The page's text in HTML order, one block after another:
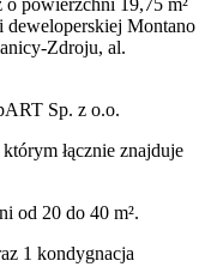
powierzchni 19,75 m²
deweloperskiej Montano
Zdroju, al.
Sp. z o.o.
łącznie znajduje
od 20 do 40 m².
1 kondygnacja